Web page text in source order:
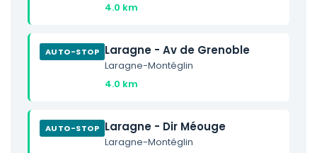
4.0 km
AUTO-STOP Laragne - Av de Grenoble
Laragne-Montéglin
4.0 km
AUTO-STOP Laragne - Dir Méouge
Laragne-Montéglin